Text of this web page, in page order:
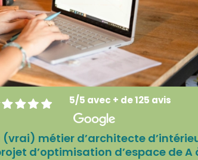
5/5 avec + de 125 avis
métier d’architecte
d’optimisation d’espace de A